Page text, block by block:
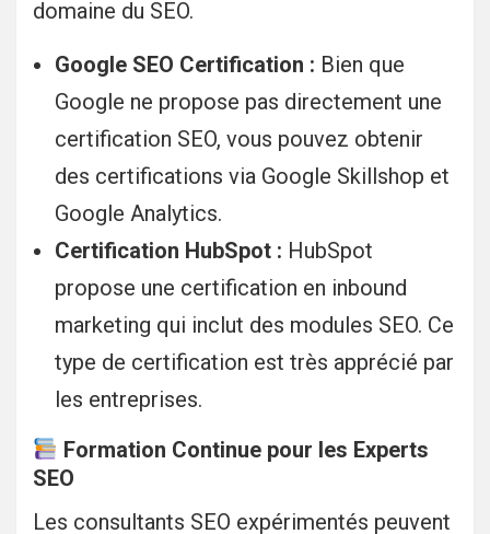
domaine du SEO.
Google SEO Certification : Bien que
Google ne propose pas directement une
certification SEO, vous pouvez obtenir
des certifications via Google Skillshop et
Google Analytics.
Certification HubSpot : HubSpot
propose une certification en inbound
marketing qui inclut des modules SEO. Ce
type de certification est très apprécié par
les entreprises.
Formation Continue pour les Experts
SEO
Les consultants SEO expérimentés peuvent